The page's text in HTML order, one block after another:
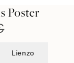
Poster
Lienzo